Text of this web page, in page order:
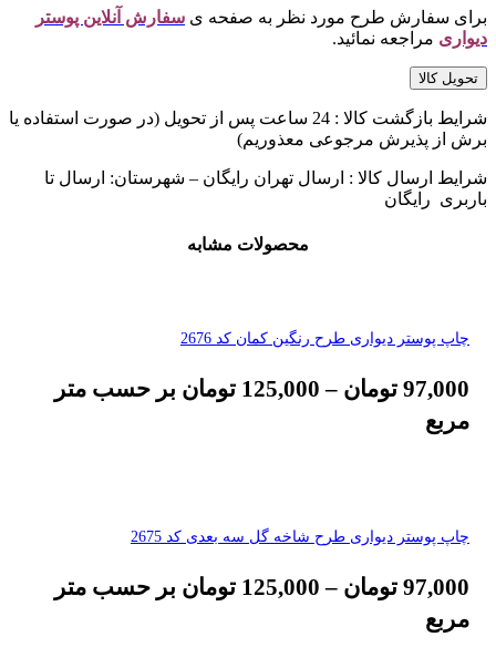
برای سفارش طرح مورد نظر به صفحه ی سفارش آنلاین پوستر
دیواری مراجعه نمائید.
تحویل کالا
شرایط بازگشت کالا : 24 ساعت پس از تحویل (در صورت استفاده یا
برش از پذیرش مرجوعی معذوریم)
شرایط ارسال کالا : ارسال تهران رایگان – شهرستان: ارسال تا
باربری رایگان
محصولات مشابه
چاپ پوستر دیواری طرح رنگین کمان کد 2676
97,000 تومان –
125,000 تومان بر حسب متر
مربع
چاپ پوستر دیواری طرح شاخه گل سه بعدی کد 2675
97,000 تومان –
125,000 تومان بر حسب متر
مربع